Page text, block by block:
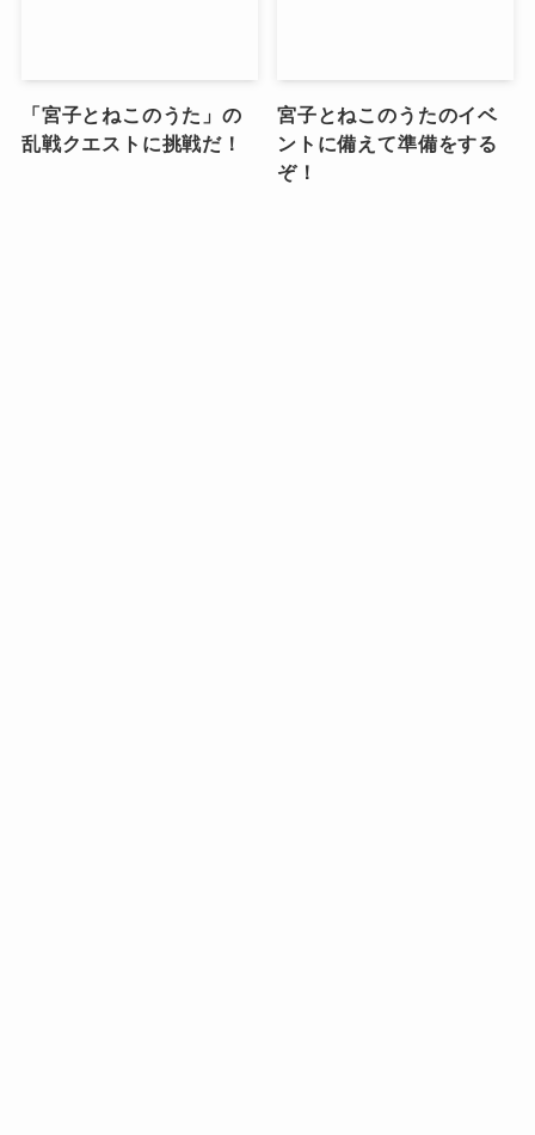
「宮子とねこのうた」の
乱戦クエストに挑戦だ！
宮子とねこのうたのイベ
ントに備えて準備をする
ぞ！